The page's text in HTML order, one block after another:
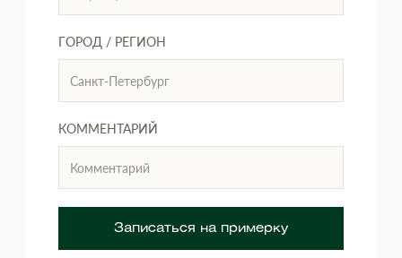
ГОРОД / РЕГИОН
КОММЕНТАРИЙ
Записаться на примерку